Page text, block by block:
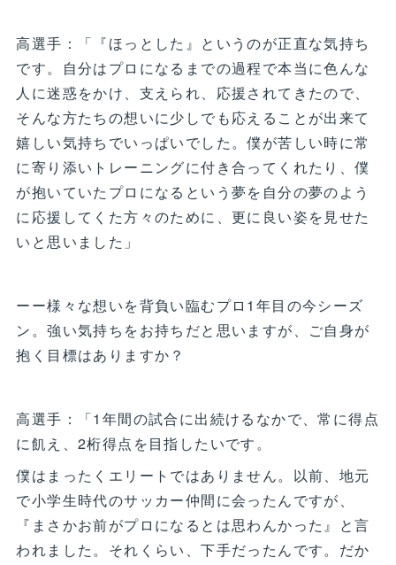
高選手：「『ほっとした』というのが正直な気持ち
です。自分はプロになるまでの過程で本当に色んな
人に迷惑をかけ、支えられ、応援されてきたので、
そんな方たちの想いに少しでも応えることが出来て
嬉しい気持ちでいっぱいでした。僕が苦しい時に常
に寄り添いトレーニングに付き合ってくれたり、僕
が抱いていたプロになるという夢を自分の夢のよう
に応援してくた方々のために、更に良い姿を見せた
いと思いました」
ーー様々な想いを背負い臨むプロ1年目の今シーズ
ン。強い気持ちをお持ちだと思いますが、ご自身が
抱く目標はありますか？
高選手：「1年間の試合に出続けるなかで、常に得点
に飢え、2桁得点を目指したいです。
僕はまったくエリートではありません。以前、地元
で小学生時代のサッカー仲間に会ったんですが、
『まさかお前がプロになるとは思わんかった』と言
われました。それくらい、下手だったんです。だか